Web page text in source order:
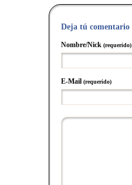
Deja tú comentario
Nombre/Nick (requerido)
E-Mail (requerido)